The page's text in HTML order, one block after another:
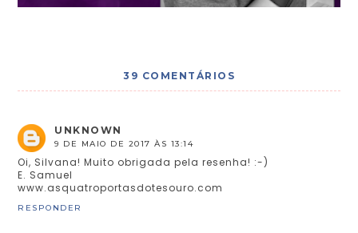
39 COMENTÁRIOS
UNKNOWN
9 DE MAIO DE 2017 ÀS 13:14
Oi, Silvana! Muito obrigada pela resenha! :-)
E. Samuel
www.asquatroportasdotesouro.com
RESPONDER